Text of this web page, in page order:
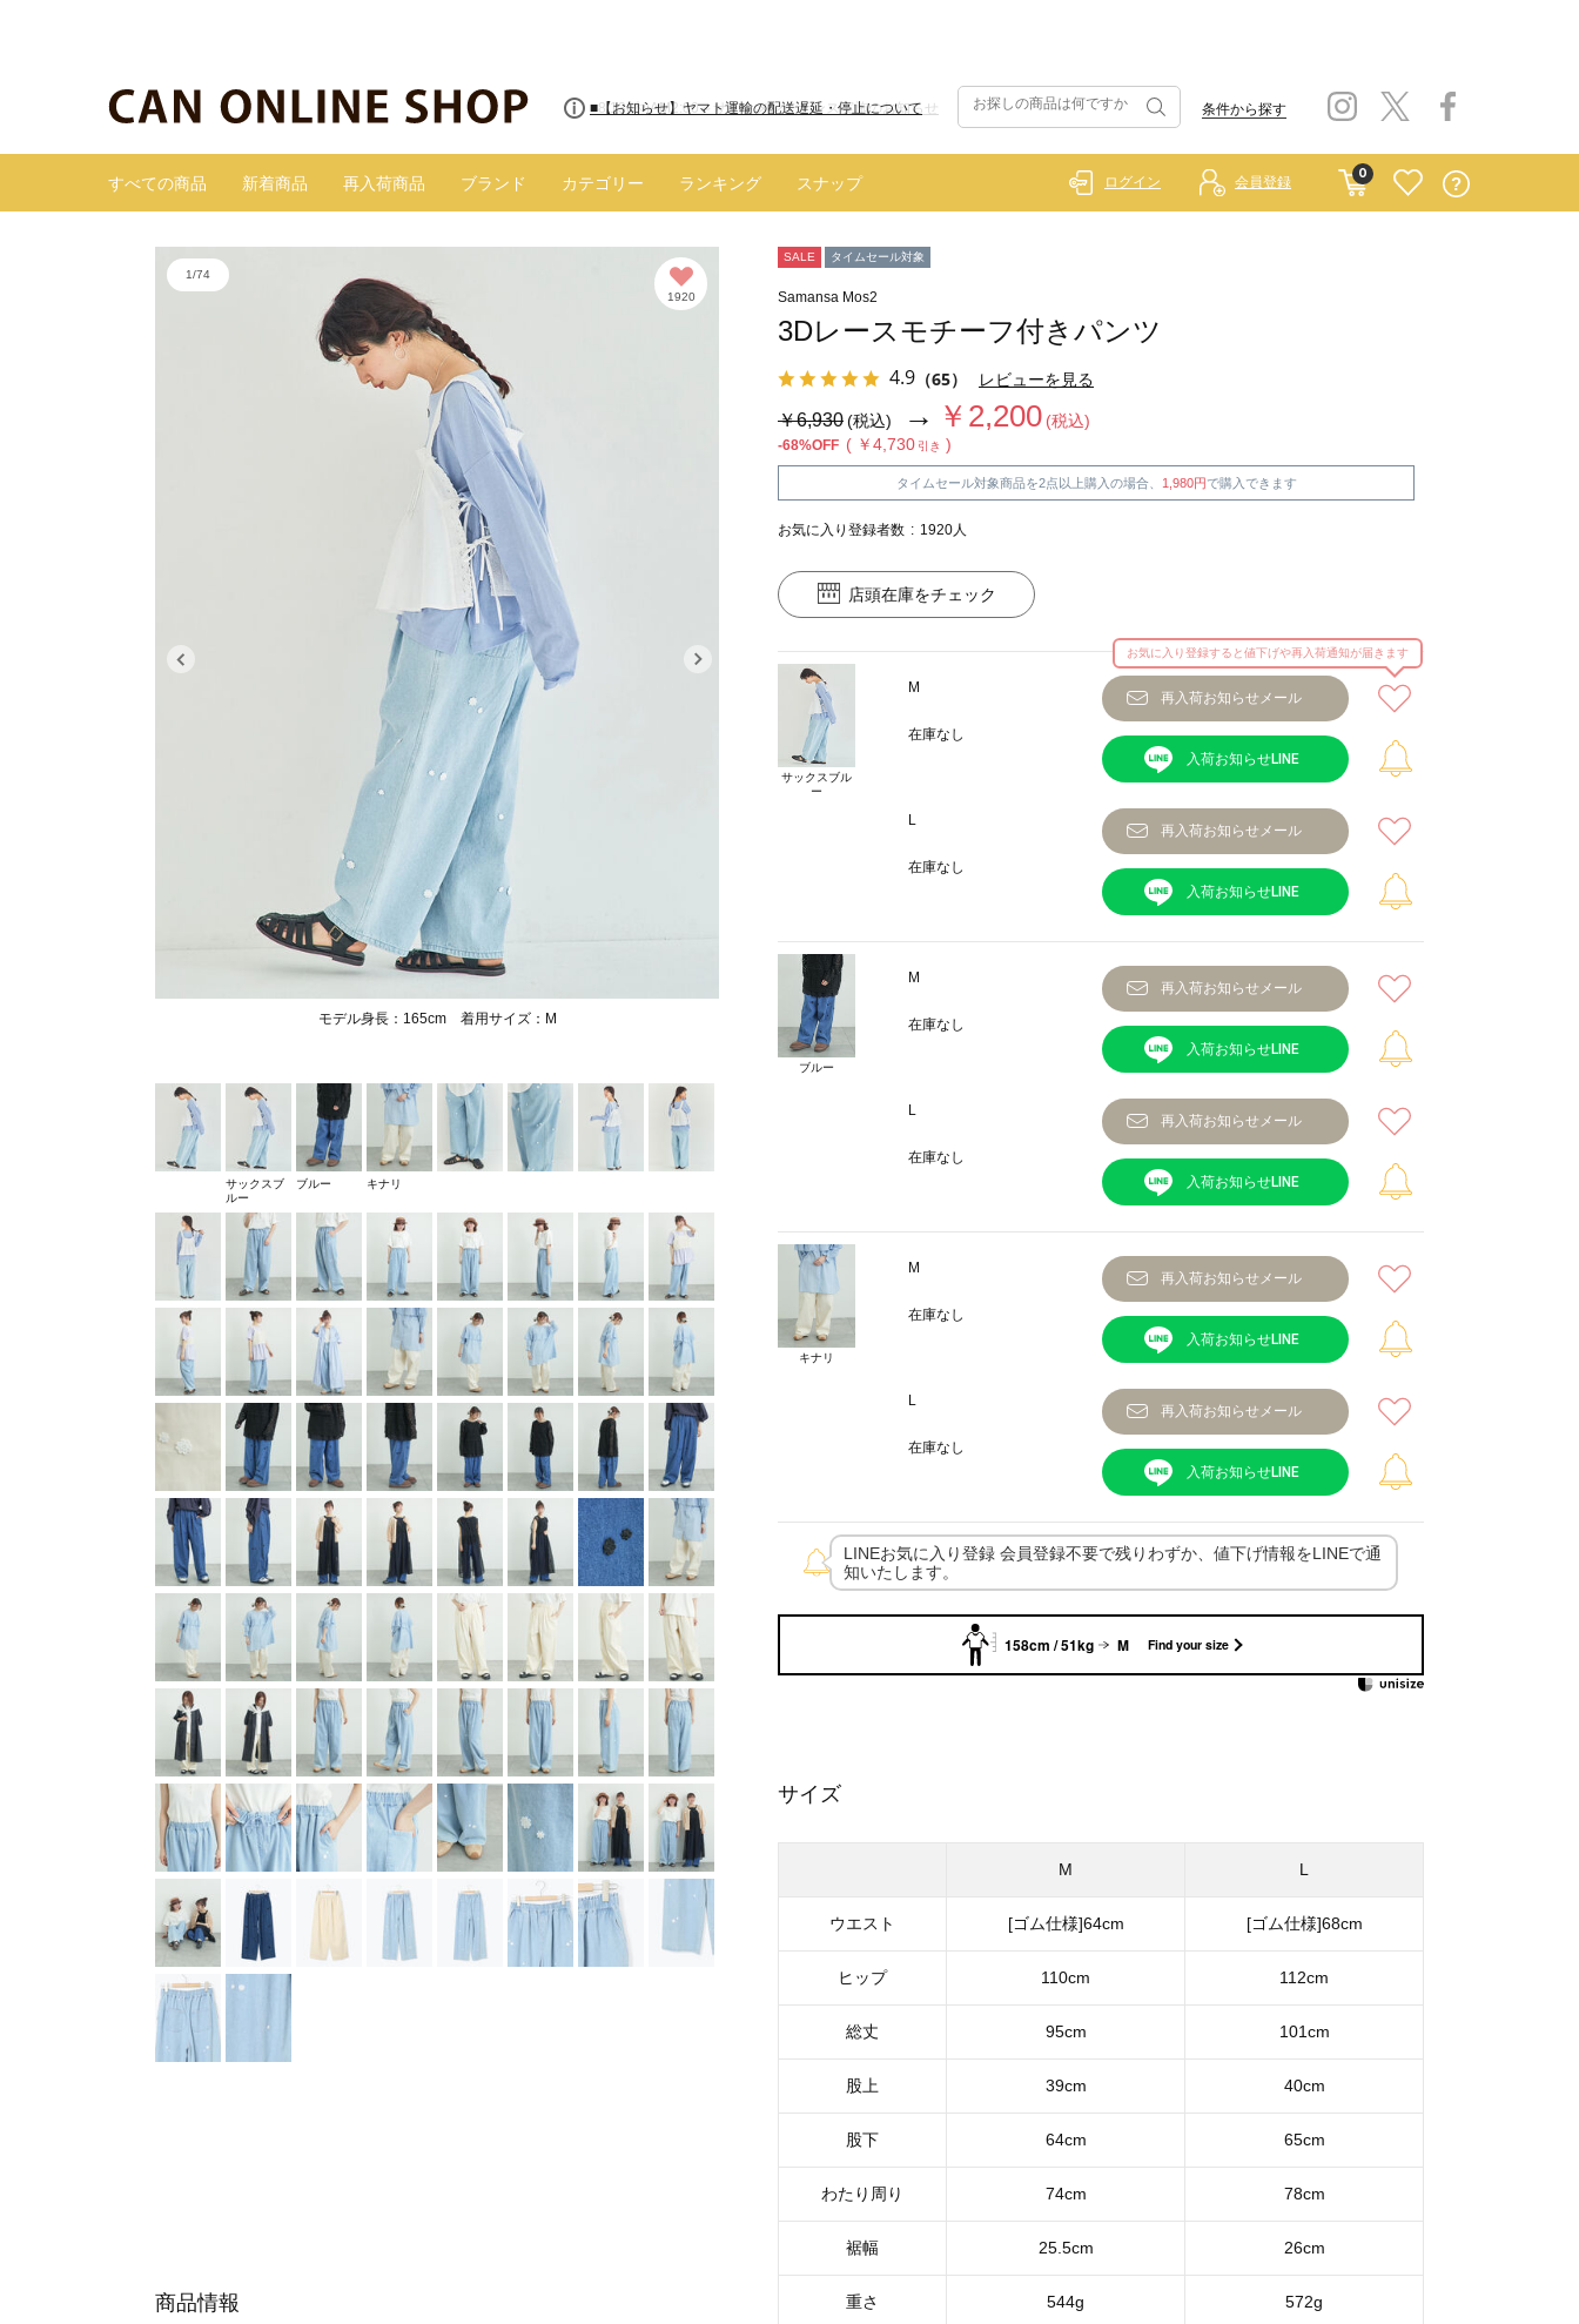
■【お知らせ】ヤマト運輸の配送遅延・停止について 条件から探す
すべての商品 新着商品 再入荷商品 ブランド カテゴリー ランキング スナップ
0
ログイン 会員登録
1/74
モデル身長：165cm 着用サイズ：M
カラー：サックスブルー
モデル身長：165cm 着用サイズ：M
1920
サックスブ
ルー
ブルー キナリ
商品情報
SALE タイムセール対象
Samansa Mos2
3Dレースモチーフ付きパンツ
4.9 （65） レビューを見る
￥6,930(税込) → ￥2,200 (税込)
-68%OFF ( ￥4,730 引き )
タイムセール対象商品を2点以上購入の場合、 1,980円で購入できます
お気に入り登録者数 1920人
店頭在庫をチェック
お気に入り登録すると値下げや再入荷通知が届きます
サックスブル
ー
M
在庫なし
再入荷お知らせメール
L
在庫なし
再入荷お知らせメール
ブルー
M
在庫なし
再入荷お知らせメール
L
在庫なし
再入荷お知らせメール
キナリ
M
在庫なし
再入荷お知らせメール
L
在庫なし
再入荷お知らせメール
LINEお気に入り登録 会員登録不要で残りわずか、値下げ情報をLINEで通
知いたします。
158cm / 51kg M Find your size
サイズ
M L
ウエスト [ゴム仕様]64cm [ゴム仕様]68cm
ヒップ 110cm 112cm
総丈 95cm 101cm
股上 39cm 40cm
股下 64cm 65cm
わたり周り 74cm 78cm
裾幅 25.5cm 26cm
重さ 544g 572g